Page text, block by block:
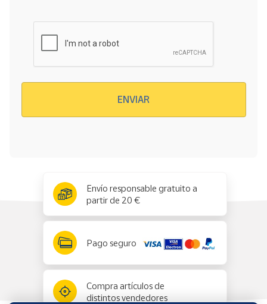
ENVIAR
Envío responsable gratuito a
partir de 20 €
Pago seguro
Compra artículos de
distintos vendedores